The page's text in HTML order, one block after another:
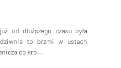
od dłuższego czasu była
to brzmi w ustach
co kro...